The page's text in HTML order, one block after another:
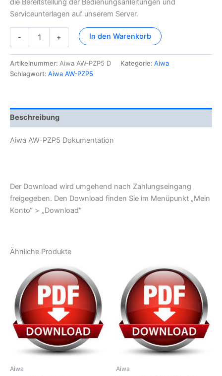
die Bereitstellung der Bedienungsanleitungen und
Serviceunterlagen auf unserem Server.
-
Dokumentation
Menge
+ In den Warenkorb
Artikelnummer: Aiwa AW-PZP5 D Kategorie: Aiwa
Schlagwort: Aiwa AW-PZP5
Beschreibung
Aiwa AW-PZP5 Dokumentation
Der Download wird umgehend nach Zahlungseingang
freigegeben. Den Download finden Sie im Menüpunkt „Mein
Konto“ > „Download“
Ähnliche Produkte
Aiwa Aiwa